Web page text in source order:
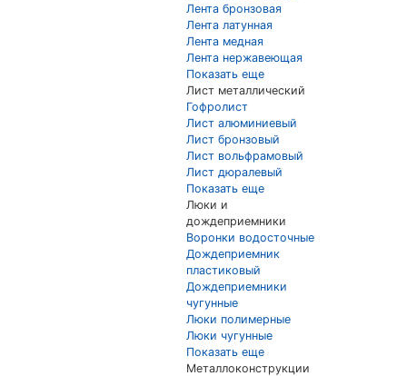
Лента бронзовая
Лента латунная
Лента медная
Лента нержавеющая
Показать еще
Лист металлический
Гофролист
Лист алюминиевый
Лист бронзовый
Лист вольфрамовый
Лист дюралевый
Показать еще
Люки и
дождеприемники
Воронки водосточные
Дождеприемник
пластиковый
Дождеприемники
чугунные
Люки полимерные
Люки чугунные
Показать еще
Металлоконструкции